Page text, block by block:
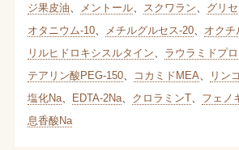
ジ果皮油
メントール、 スクワラン グリ
オタニウム-10、 メチルグルセス-20、 オクチ
リルヒドロキシスルタイン
ラウラミドプ
テアリン酸PEG-150、 コカミドMEA リン
塩化Na、 EDTA-2Na、 クロラミンT、 フェノ
息香酸Na